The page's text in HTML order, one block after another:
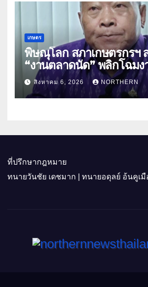
เกษตร
พิษณุโลก สภาเกษตรกรฯ
“งานตลาดนัด” พลิกโฉมง
“เกษตรรุ่งเรืองเมืองสองแ
ประโยชน์เกษตรกร ดึงนวั
คู่ธุรกิจดันสินค้าเกษตรสู่ส
สิงหาคม 6, 2026 NORTHERN
ที่ปรึกษากฎหมาย
ทนายวันชัย เดชมาก | ทนายอดุลย์ อ้นคูเมื